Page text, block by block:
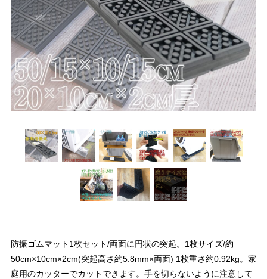
防振ゴムマット1枚セット/両面に円状の突起。1枚サイズ/約
50cm×10cm×2cm(突起高さ約5.8mm×両面) 1枚重さ約0.92kg。家
庭用のカッターでカットできます。手を切らないように注意して